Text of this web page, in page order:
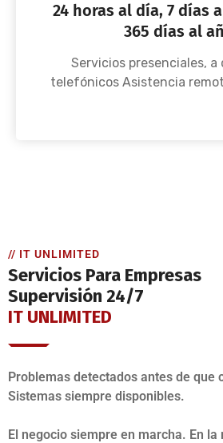
24 horas al día, 7 días
365 días al
Servicios presenciales,
telefónicos Asistencia
// IT UNLIMITED
Servicios Para Empresas
Supervisión 24/7
IT UNLIMITED
Problemas detectados antes de que
Sistemas siempre disponibles.
El negocio siempre en marcha. En la